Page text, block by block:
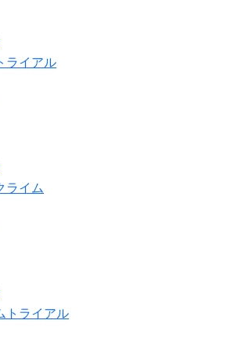
ライアル
ライム
トライアル